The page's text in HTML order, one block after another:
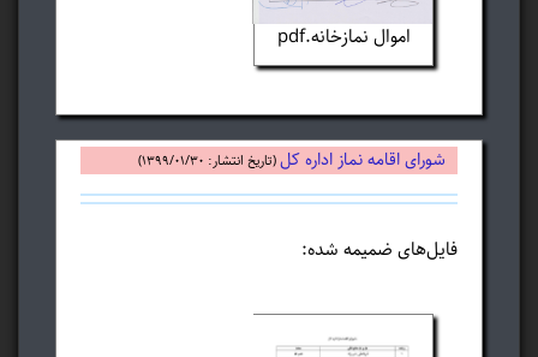
اموال نمازخانه.pdf
شورای اقامه نماز اداره کل(تاریخ انتشار: ۱۳۹۹/۰۱/۳۰)
فایل‌های ضمیمه شده: